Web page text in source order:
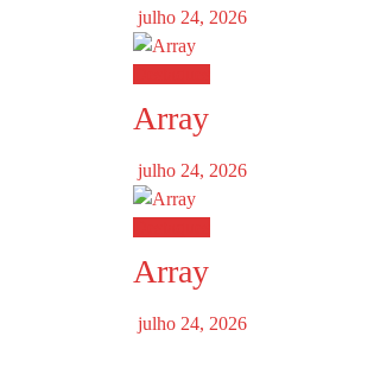
julho 24, 2026
Array
julho 24, 2026
Array
julho 24, 2026